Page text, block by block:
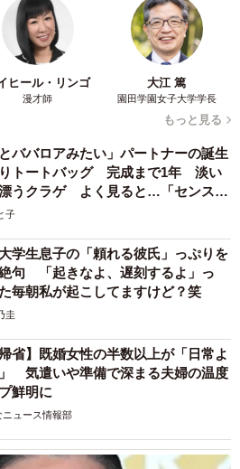
ど、時給で働く：（21）
のオフィスワーク系：（17）
：（9）
、語学などの先生：（8）
リング、コンサルティングなど：
ター、コーチなど：（1）
ヒール・リンゴ
漫才師
大江 篤
園田学園女子大学学長
もっと見る
とババロアみたい」パートナーの誕生
りトートバッグ 完成まで1年 淡い
うクラゲ よく見ると…「センスす
子
大学生息子の「頼れる彼氏」っぷりを
句 「起きなよ、遅刻するよ」っ
毎朝私が起こしてますけど？笑
圭
帰省】既婚女性の半数以上が「日常よ
気遣いや準備で深まる夫婦の温度
鮮明に
ニュース情報部